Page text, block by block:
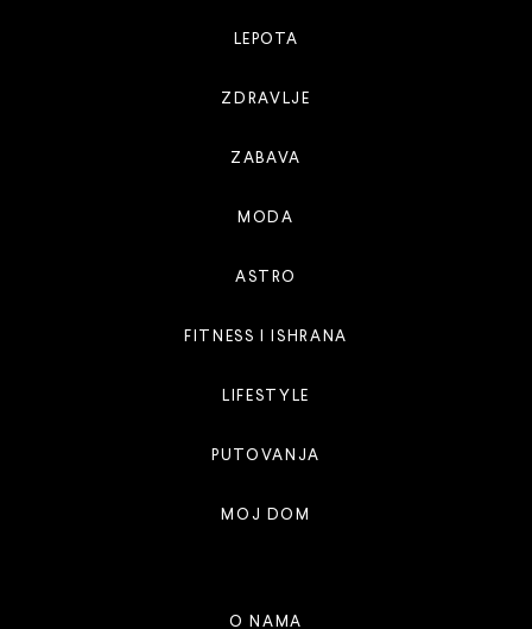
LEPOTA
ZDRAVLJE
ZABAVA
MODA
ASTRO
FITNESS I ISHRANA
LIFESTYLE
PUTOVANJA
MOJ DOM
O NAMA